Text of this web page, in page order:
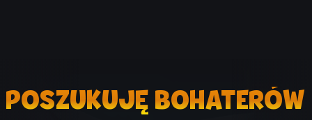
POSZUKUJĘ BOHATERÓW